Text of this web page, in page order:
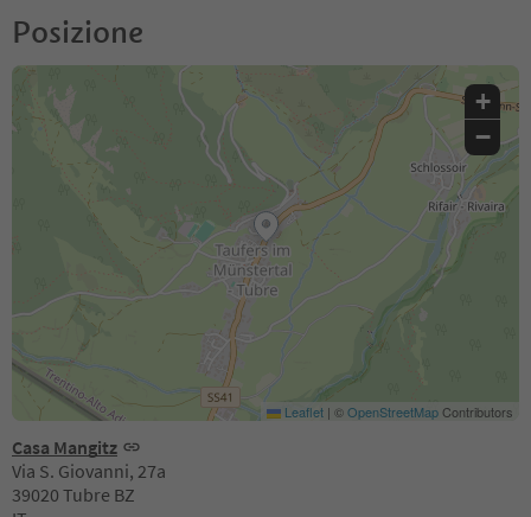
Posizione
Casa Mangitz
Via S. Giovanni, 27a
39020 Tubre BZ
+
−
Leaflet | ©OpenStreetMapContributors